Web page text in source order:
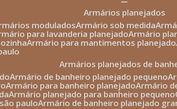
armários planejados
modulados armário sob medida
para lavanderia planejado armário
armário para mantimentos planejado
armários planejados de
armário de banheiro planejado pequeno
armário para banheiro planejado armário
armário planejado para banheiro pequeno
paulo armário de banheiro planejado